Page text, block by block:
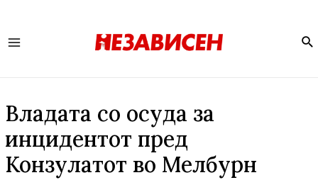
Владата со осуда за
инцидентот пред
Конзулатот во Мелбурн